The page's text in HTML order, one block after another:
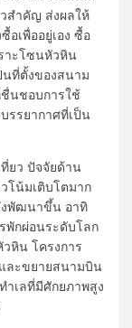
สำคัญ ส่งผลให้
อเพื่ออยู่เอง ซื้อ
าะโซนหัวหิน
นที่ตั้งของสนาม
นชอบการใช้
รรยากาศที่เป็น
ยว ปัจจัยด้าน
โน้มเติบโตมาก
งพัฒนาขึ้น อาทิ
พักผ่อนระดับโลก
วหิน โครงการ
ละขยายสนามบิน
ำเลที่มีศักยภาพสูง